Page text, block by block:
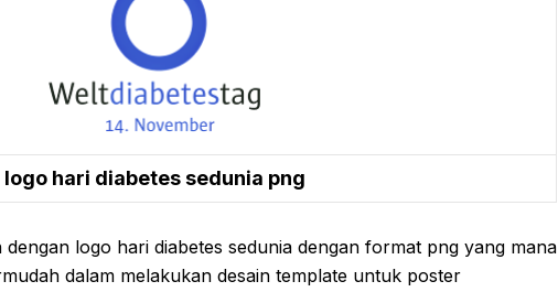
logo hari diabetes sedunia png
logo hari diabetes sedunia dengan format png yang mana
dalam melakukan desain template untuk poster